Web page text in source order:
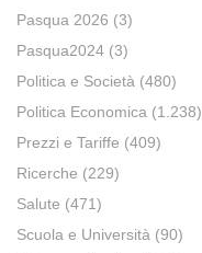
Pasqua 2026 (3)
Pasqua2024 (3)
Politica e Società (480)
Politica Economica (1.238)
Prezzi e Tariffe (409)
Ricerche (229)
Salute (471)
Scuola e Università (90)